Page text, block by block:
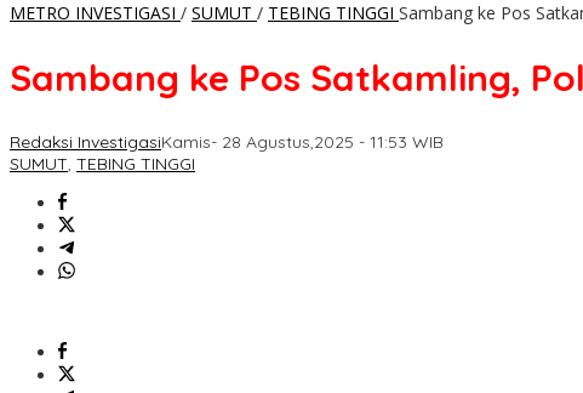
METRO INVESTIGASI / SUMUT / TEBING TINGGI Sambang ke Pos
Sambang ke Pos Satkamling,
Redaksi InvestigasiKamis- 28 Agustus,2025 - 11:53 WIB
SUMUT, TEBING TINGGI